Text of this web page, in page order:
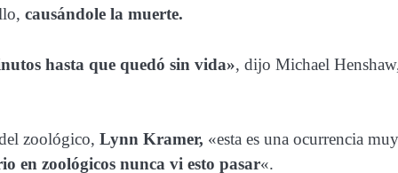
causándole la muerte.
hasta que quedó sin vida», dijo Michael
zoológico, Lynn Kramer, «esta es una ocurrencia muy
en zoológicos nunca vi esto pasar«.